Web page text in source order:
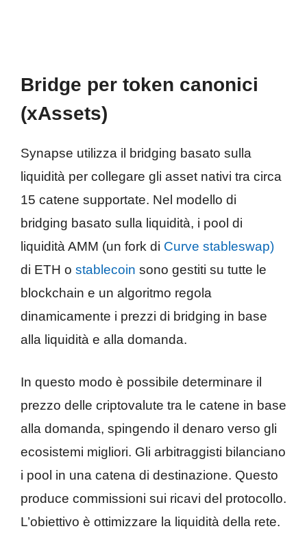
Bridge per token canonici
(xAssets)
Synapse utilizza il bridging basato sulla
liquidità per collegare gli asset nativi tra circa
15 catene supportate. Nel modello di
bridging basato sulla liquidità, i pool di
liquidità AMM (un fork di Curve stableswap)
di ETH o stablecoin sono gestiti su tutte le
blockchain e un algoritmo regola
dinamicamente i prezzi di bridging in base
alla liquidità e alla domanda.
In questo modo è possibile determinare il
prezzo delle criptovalute tra le catene in base
alla domanda, spingendo il denaro verso gli
ecosistemi migliori. Gli arbitraggisti bilanciano
i pool in una catena di destinazione. Questo
produce commissioni sui ricavi del protocollo.
L’obiettivo è ottimizzare la liquidità della rete.